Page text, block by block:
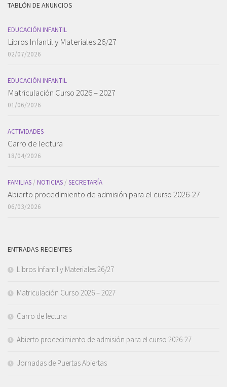
TABLÓN DE ANUNCIOS
EDUCACIÓN INFANTIL
Libros Infantil y Materiales 26/27
02/07/2026
EDUCACIÓN INFANTIL
Matriculación Curso 2026 – 2027
01/06/2026
ACTIVIDADES
Carro de lectura
18/04/2026
FAMILIAS / NOTICIAS / SECRETARÍA
Abierto procedimiento de admisión para el curso 2026-27
06/03/2026
ENTRADAS RECIENTES
Libros Infantil y Materiales 26/27
Matriculación Curso 2026 – 2027
Carro de lectura
Abierto procedimiento de admisión para el curso 2026-27
Jornadas de Puertas Abiertas